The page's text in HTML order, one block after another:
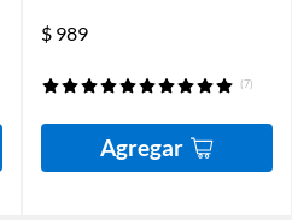
$ 989
(7)
Agregar